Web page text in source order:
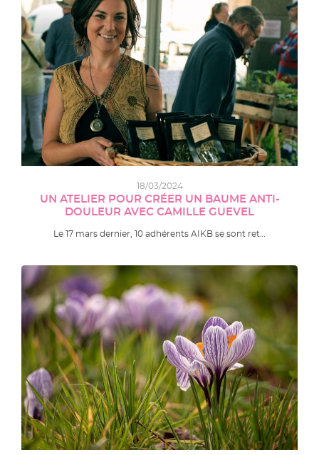
18/03/2024
UN ATELIER POUR CRÉER UN BAUME ANTI-
DOULEUR AVEC CAMILLE GUEVEL
Le 17 mars dernier, 10 adhérents AIKB se sont ret…